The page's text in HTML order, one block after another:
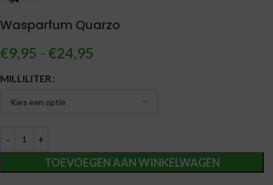
Wasparfum Quarzo
€9,95 - €24,95
MILLILITER
TOEVOEGEN AAN WINKELWAGEN
Alternative: